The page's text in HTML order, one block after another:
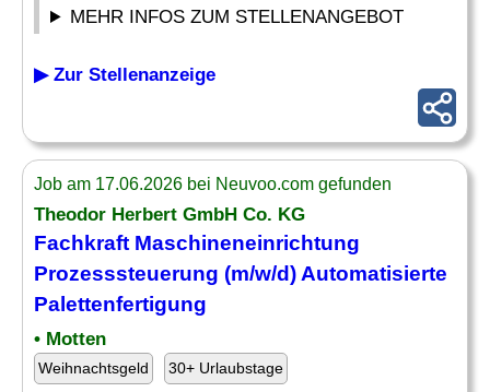
MEHR INFOS ZUM STELLENANGEBOT
▶ Zur Stellenanzeige
Job am 17.06.2026 bei Neuvoo.com gefunden
Theodor Herbert GmbH Co. KG
Fachkraft Maschineneinrichtung
Prozesssteuerung (m/w/d) Automatisierte
Palettenfertigung
• Motten
Weihnachtsgeld 30+ Urlaubstage